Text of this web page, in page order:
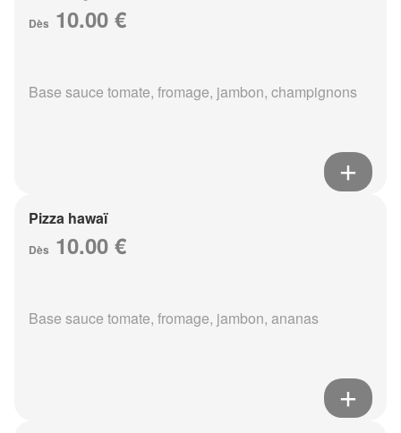
Dès 10.00 €
Base sauce tomate, fromage, jambon, champignons
Pizza hawaï
Dès 10.00 €
Base sauce tomate, fromage, jambon, ananas